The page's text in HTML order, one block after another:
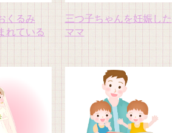
くるみ
れている
三つ子ちゃんを妊娠した
ママ